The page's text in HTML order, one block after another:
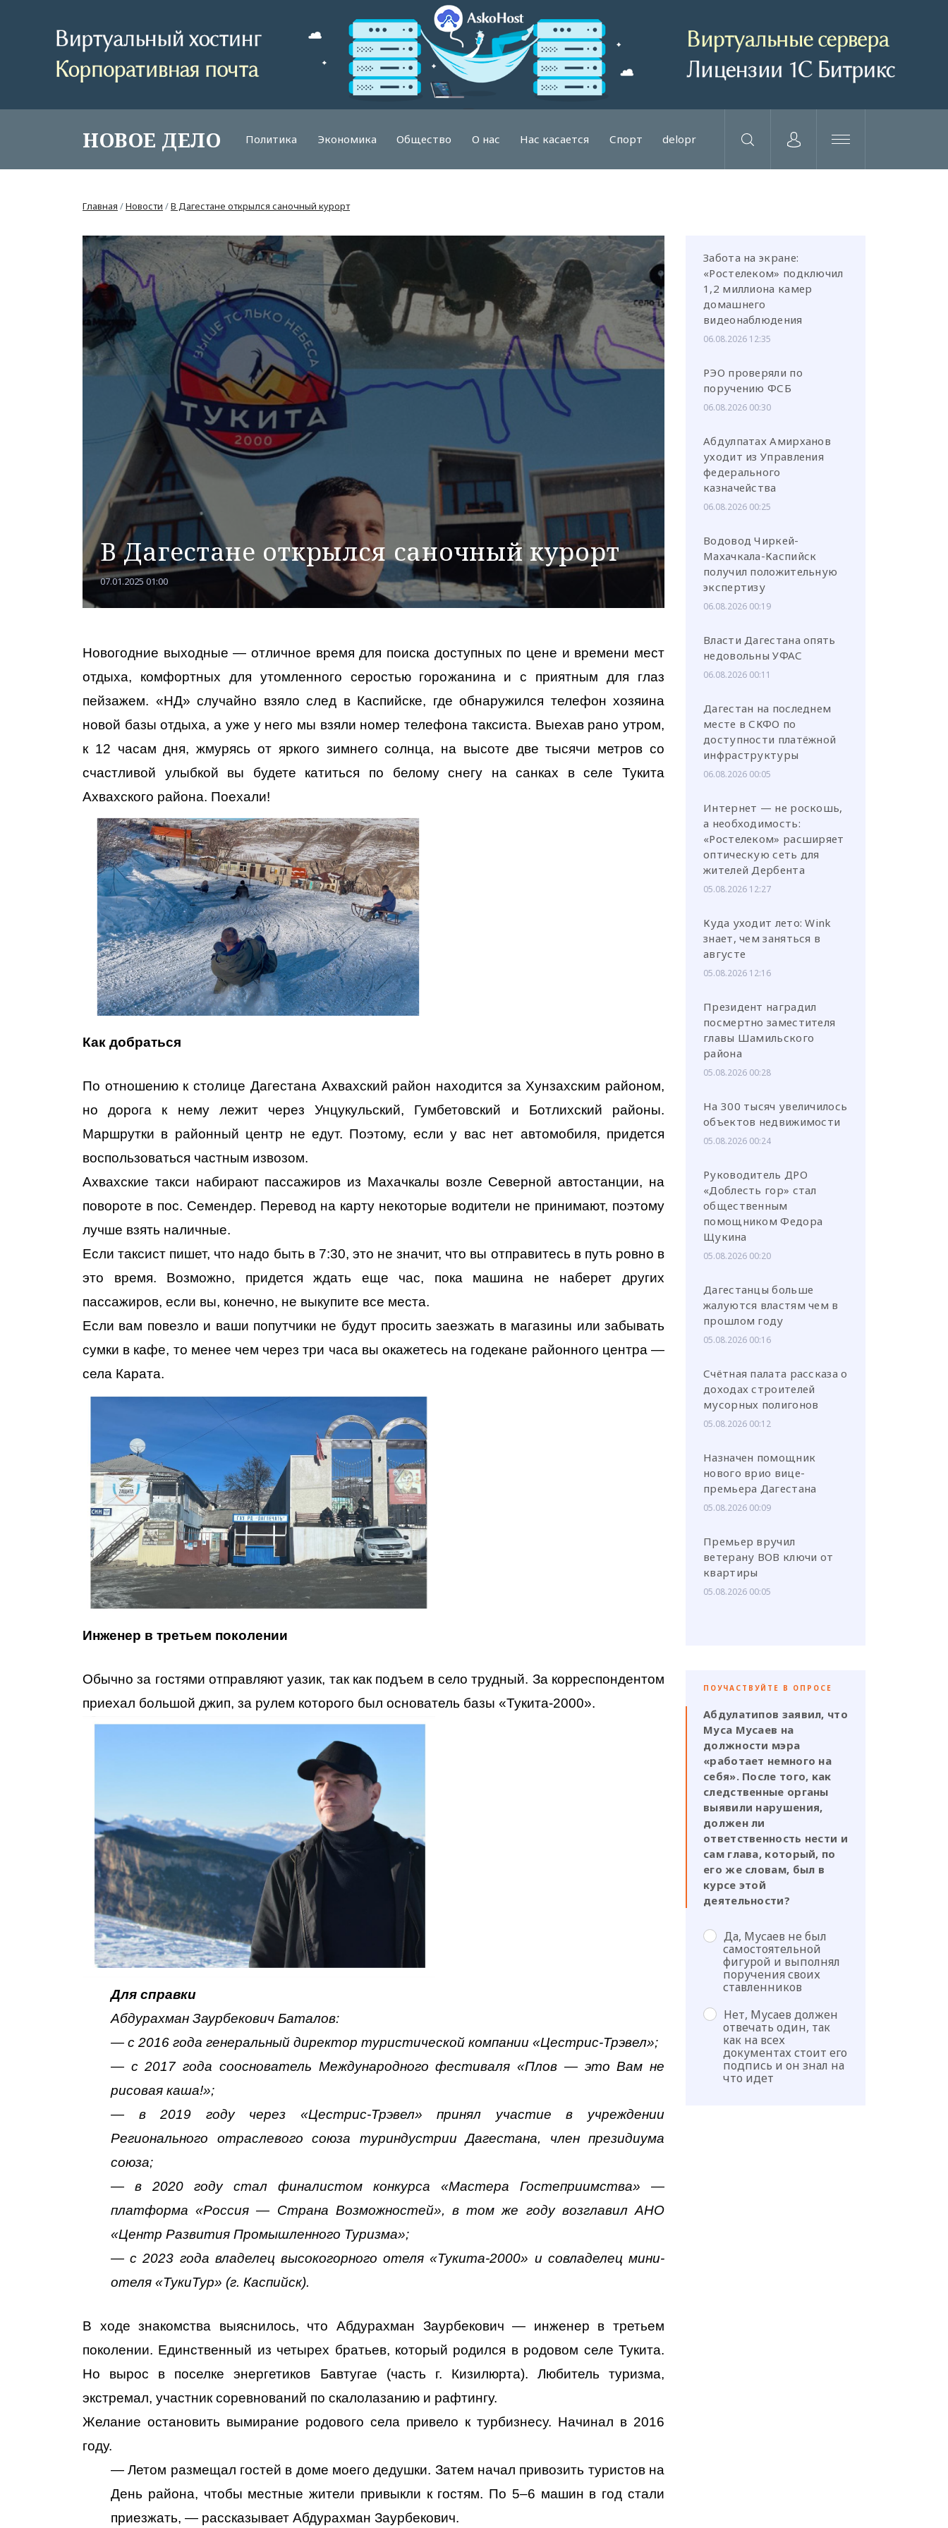
НОВОЕ ДЕЛО Политика Экономика Общество О нас Нас касается Спорт delopr
или через соц. сети
Главная /Новости /В Дагестане открылся саночный курорт
В Дагестане открылся саночный курорт
07.01.2025 01:00
Новогодние выходные — отличное время для поиска доступных по цене и времени мест
отдыха, комфортных для утомленного серостью горожанина и с приятным для глаз
пейзажем. «НД» случайно взяло след в Каспийске, где обнаружился телефон хозяина
новой базы отдыха, а уже у него мы взяли номер телефона таксиста. Выехав рано утром,
к 12 часам дня, жмурясь от яркого зимнего солнца, на высоте две тысячи метров со
счастливой улыбкой вы будете катиться по белому снегу на санках в селе Тукита
Ахвахского района. Поехали!
Как добраться
По отношению к столице Дагестана Ахвахский район находится за Хунзахским районом,
но дорога к нему лежит через Унцукульский, Гумбетовский и Ботлихский районы.
Маршрутки в районный центр не едут. Поэтому, если у вас нет автомобиля, придется
воспользоваться частным извозом.
Ахвахские такси набирают пассажиров из Махачкалы возле Северной автостанции, на
повороте в пос. Семендер. Перевод на карту некоторые водители не принимают, поэтому
лучше взять наличные.
Если таксист пишет, что надо быть в 7:30, это не значит, что вы отправитесь в путь ровно в
это время. Возможно, придется ждать еще час, пока машина не наберет других
пассажиров, если вы, конечно, не выкупите все места.
Если вам повезло и ваши попутчики не будут просить заезжать в магазины или забывать
сумки в кафе, то менее чем через три часа вы окажетесь на годекане районного центра —
села Карата.
Инженер в третьем поколении
Обычно за гостями отправляют уазик, так как подъем в село трудный. За корреспондентом
приехал большой джип, за рулем которого был основатель базы «Тукита-2000».
Для справки
Абдурахман Заурбекович Баталов:
— с 2016 года генеральный директор туристической компании «Цестрис-Трэвел»;
— с 2017 года сооснователь Международного фестиваля «Плов — это Вам не
рисовая каша!»;
— в 2019 году через «Цестрис-Трэвел» принял участие в учреждении
Регионального отраслевого союза туриндустрии Дагестана, член президиума
союза;
— в 2020 году стал финалистом конкурса «Мастера Гостеприимства» —
платформа «Россия — Страна Возможностей», в том же году возглавил АНО
«Центр Развития Промышленного Туризма»;
— с 2023 года владелец высокогорного отеля «Тукита-2000» и совладелец мини-
отеля «ТукиТур» (г. Каспийск).
В ходе знакомства выяснилось, что Абдурахман Заурбекович — инженер в третьем
поколении. Единственный из четырех братьев, который родился в родовом селе Тукита.
Но вырос в поселке энергетиков Бавтугае (часть г. Кизилюрта). Любитель туризма,
экстремал, участник соревнований по скалолазанию и рафтингу.
Желание остановить вымирание родового села привело к турбизнесу. Начинал в 2016
году.
— Летом размещал гостей в доме моего дедушки. Затем начал привозить туристов на
День района, чтобы местные жители привыкли к гостям. По 5–6 машин в год стали
приезжать, — рассказывает Абдурахман Заурбекович.
Забота на экране:
«Ростелеком» подключил
1,2 миллиона камер
домашнего
видеонаблюдения
06.08.2026 12:35
РЭО проверяли по
поручению ФСБ
06.08.2026 00:30
Абдулпатах Амирханов
уходит из Управления
федерального
казначейства
06.08.2026 00:25
Водовод Чиркей-
Махачкала-Каспийск
получил положительную
экспертизу
06.08.2026 00:19
Власти Дагестана опять
недовольны УФАС
06.08.2026 00:11
Дагестан на последнем
месте в СКФО по
доступности платёжной
инфраструктуры
06.08.2026 00:05
Интернет — не роскошь,
а необходимость:
«Ростелеком» расширяет
оптическую сеть для
жителей Дербента
05.08.2026 12:27
Куда уходит лето: Wink
знает, чем заняться в
августе
05.08.2026 12:16
Президент наградил
посмертно заместителя
главы Шамильского
района
05.08.2026 00:28
На 300 тысяч увеличилось
объектов недвижимости
05.08.2026 00:24
Руководитель ДРО
«Доблесть гор» стал
общественным
помощником Федора
Щукина
05.08.2026 00:20
Дагестанцы больше
жалуются властям чем в
прошлом году
05.08.2026 00:16
Счётная палата рассказа о
доходах строителей
мусорных полигонов
05.08.2026 00:12
Назначен помощник
нового врио вице-
премьера Дагестана
05.08.2026 00:09
Премьер вручил
ветерану ВОВ ключи от
квартиры
05.08.2026 00:05
ПОУЧАСТВУЙТЕ В ОПРОСЕ
Абдулатипов заявил, что
Муса Мусаев на
должности мэра
«работает немного на
себя». После того, как
следственные органы
выявили нарушения,
должен ли
ответственность нести и
сам глава, который, по
его же словам, был в
курсе этой
деятельности?
Да, Мусаев не был
самостоятельной
фигурой и выполнял
поручения своих
ставленников
Нет, Мусаев должен
отвечать один, так
как на всех
документах стоит его
подпись и он знал на
что идет